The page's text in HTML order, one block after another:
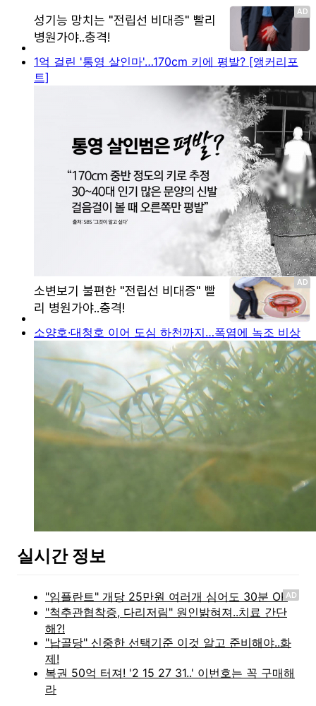
1억 걸린 '통영 살인마'…170cm 키에 평발? [앵커리포
트]
소양호·대청호 이어 도심 하천까지…폭염에 녹조 비상
실시간 정보
AD